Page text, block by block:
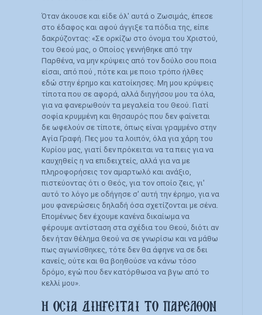
Όταν άκουσε και είδε όλ' αυτά ο Ζωσιμάς, έπεσε
στο έδαφος και αφού άγγιξε τα πόδια της, είπε
δακρύζοντας: «Σε ορκίζω στο όνομα του Χριστού,
του Θεού μας, ο Οποίος γεννήθηκε από την
Παρθένα, να μην κρύψεις από τον δούλο σου ποια
είσαι, από πού , πότε και με ποιο τρόπο ήλθες
εδώ στην έρημο και κατοίκησες. Μη μου κρύψεις
τίποτα που σε αφορά, αλλά διηγήσου μου τα όλα,
για να φανερωθούν τα μεγαλεία του Θεού. Γιατί
σοφία κρυμμένη και θησαυρός που δεν φαίνεται
δε ωφελούν σε τίποτε, όπως είναι γραμμένο στην
Αγία Γραφή. Πες μου τα λοιπόν, όλα για χάρη του
Κυρίου μας, γιατί δεν πρόκειται να τα πεις για να
καυχηθείς η να επιδειχτείς, αλλά για να με
πληροφορήσεις τον αμαρτωλό και ανάξιο,
πιστεύοντας ότι ο Θεός, για τον οποίο ζεις, γι'
αυτό το λόγο με οδήγησε σ' αυτή την έρημο, για να
μου φανερώσεις δηλαδή όσα σχετίζονται με σένα.
Επομένως δεν έχουμε κανένα δικαίωμα να
φέρουμε αντίσταση στα σχέδια του Θεού, διότι αν
δεν ήταν θέλημα Θεού να σε γνωρίσω και να μάθω
πως αγωνίσθηκες, τότε δεν θα άφηνε να σε δει
κανείς, ούτε και θα βοηθούσε να κάνω τόσο
δρόμο, εγώ που δεν κατόρθωσα να βγω από το
κελλί μου».
Η ΟΣΙΑ ΔΙΗΓΕΙΤΑΙ ΤΟ ΠΑΡΕΛΘΟΝ